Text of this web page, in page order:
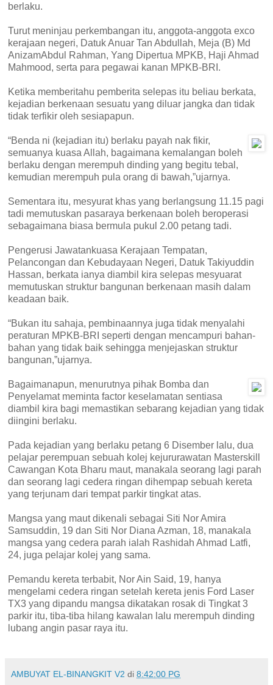
berlaku.
Turut meninjau perkembangan itu, anggota-anggota exco
kerajaan negeri, Datuk Anuar Tan Abdullah, Meja (B) Md
AnizamAbdul Rahman, Yang Dipertua MPKB, Haji Ahmad
Mahmood, serta para pegawai kanan MPKB-BRI.
Ketika memberitahu pemberita selepas itu beliau berkata,
kejadian berkenaan sesuatu yang diluar jangka dan tidak
tidak terfikir oleh sesiapapun.
“Benda ni (kejadian itu) berlaku payah nak fikir,
semuanya kuasa Allah, bagaimana kemalangan boleh
berlaku dengan merempuh dinding yang begitu tebal,
kemudian merempuh pula orang di bawah,”ujarnya.
Sementara itu, mesyurat khas yang berlangsung 11.15 pagi
tadi memutuskan pasaraya berkenaan boleh beroperasi
sebagaimana biasa bermula pukul 2.00 petang tadi.
Pengerusi Jawatankuasa Kerajaan Tempatan,
Pelancongan dan Kebudayaan Negeri, Datuk Takiyuddin
Hassan, berkata ianya diambil kira selepas mesyuarat
memutuskan struktur bangunan berkenaan masih dalam
keadaan baik.
“Bukan itu sahaja, pembinaannya juga tidak menyalahi
peraturan MPKB-BRI seperti dengan mencampuri bahan-
bahan yang tidak baik sehingga menjejaskan struktur
bangunan,”ujarnya.
Bagaimanapun, menurutnya pihak Bomba dan
Penyelamat meminta factor keselamatan sentiasa
diambil kira bagi memastikan sebarang kejadian yang tidak
diingini berlaku.
Pada kejadian yang berlaku petang 6 Disember lalu, dua
pelajar perempuan sebuah kolej kejururawatan Masterskill
Cawangan Kota Bharu maut, manakala seorang lagi parah
dan seorang lagi cedera ringan dihempap sebuah kereta
yang terjunam dari tempat parkir tingkat atas.
Mangsa yang maut dikenali sebagai Siti Nor Amira
Samsuddin, 19 dan Siti Nor Diana Azman, 18, manakala
mangsa yang cedera parah ialah Rashidah Ahmad Latfi,
24, juga pelajar kolej yang sama.
Pemandu kereta terbabit, Nor Ain Said, 19, hanya
mengelami cedera ringan setelah kereta jenis Ford Laser
TX3 yang dipandu mangsa dikatakan rosak di Tingkat 3
parkir itu, tiba-tiba hilang kawalan lalu merempuh dinding
lubang angin pasar raya itu.
AMBUYAT EL-BINANGKIT V2 di 8:42:00 PG